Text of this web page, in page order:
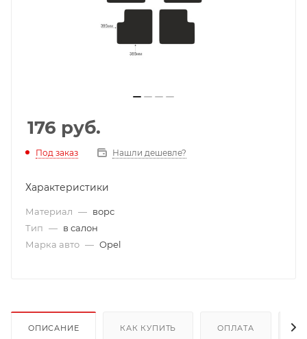
176 руб.
Под заказ Нашли дешевле?
Характеристики
Материал — ворс
Тип — в салон
Марка авто — Opel
ОПИСАНИЕ КАК КУПИТЬ ОПЛАТА